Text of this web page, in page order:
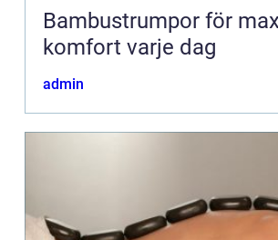
Bambustrumpor för
komfort varje dag
admin